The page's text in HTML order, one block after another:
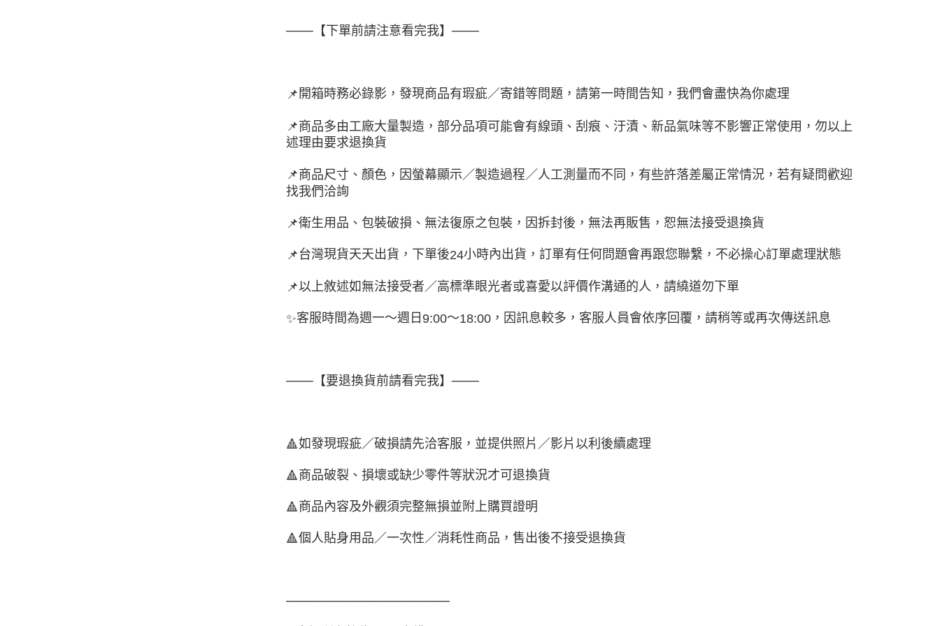
───【下單前請注意看完我】───
📌 開箱時務必錄影，發現商品有瑕疵／寄錯等問題，請第一時間告知，我們會盡快為你處理
📌商品多由工廠大量製造，部分品項可能會有線頭、刮痕、汙漬、新品氣味等不影響正常使用，勿以上
述理由要求退換貨
📌商品尺寸、顏色，因螢幕顯示／製造過程／人工測量而不同，有些許落差屬正常情況，若有疑問歡迎
找我們洽詢
📌衛生用品、包裝破損、無法復原之包裝，因拆封後，無法再販售，恕無法接受退換貨
📌 台灣現貨天天出貨，下單後24小時內出貨，訂單有任何問題會再跟您聯繫，不必操心訂單處理狀態
📌以上敘述如無法接受者／高標準眼光者或喜愛以評價作溝通的人，請繞道勿下單
✨客服時間為週一～週日9:00～18:00 ，因訊息較多，客服人員會依序回覆，請稍等或再次傳送訊息
───【要退換貨前請看完我】───
🔺如發現瑕疵／破損請先洽客服，並提供照片／影片以利後續處理
🔺商品破裂、損壞或缺少零件等狀況才可退換貨
🔺商品內容及外觀須完整無損並附上購買證明
🔺個人貼身用品／一次性／消耗性商品，售出後不接受退換貨
──────────────────